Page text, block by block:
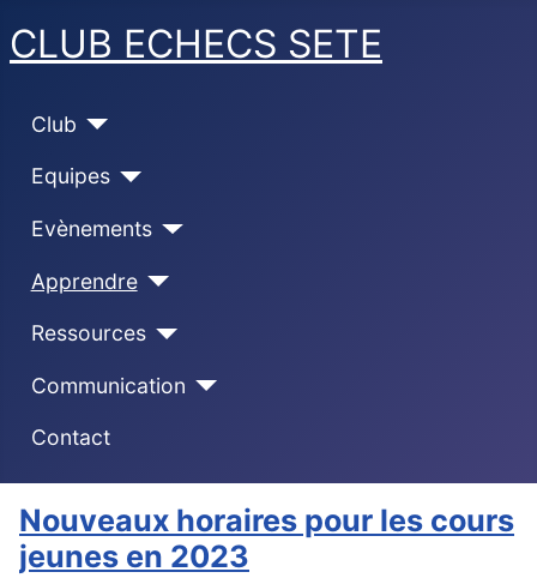
CLUB ECHECS SETE
Club
Equipes
Evènements
Apprendre
Ressources
Communication
Contact
Nouveaux horaires pour les cours
jeunes en 2023